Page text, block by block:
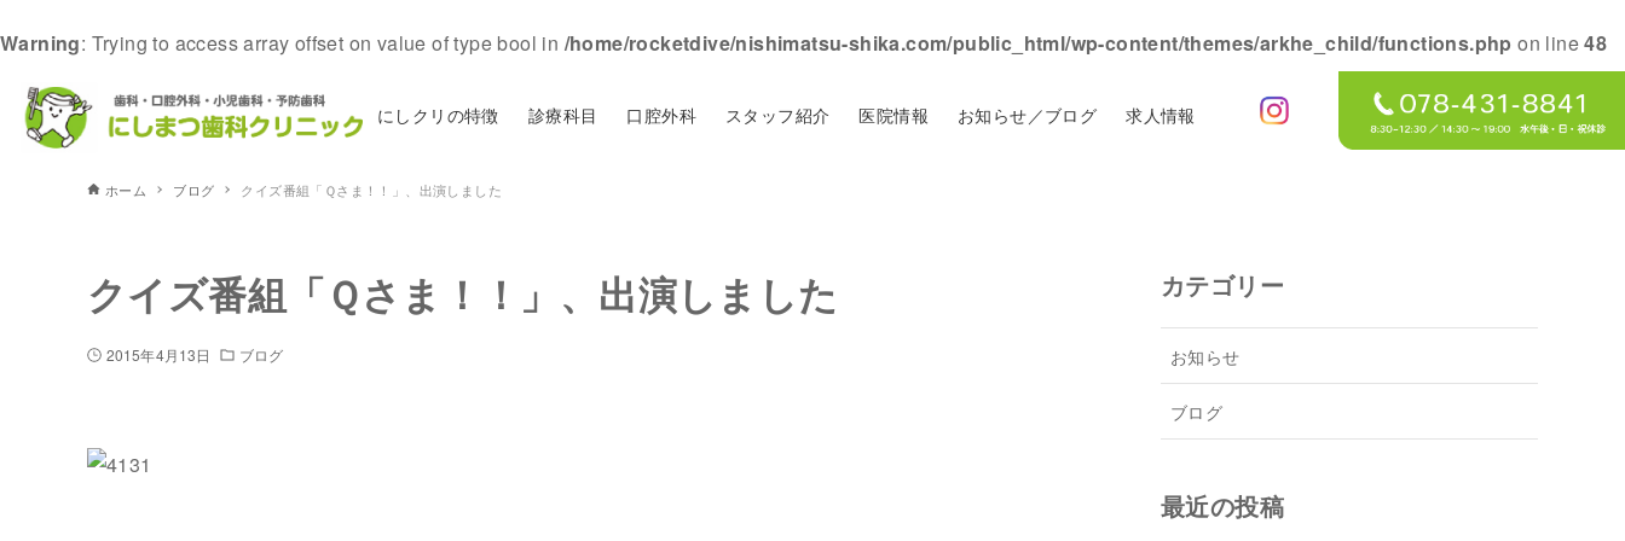
Warning: Trying to access array offset on value of type bool in /home/rocketdive/nishimatsu-shika.com/public_html/wp-content/themes/arkhe_child/functions.php on line48
にしクリの特徴 診療科目 口腔外科 スタッフ紹介 医院情報 お知らせ／ブログ 求人情報
ホーム ブログ クイズ番組「Ｑさま！！」、出演しました
クイズ番組「Ｑさま！！」、出演しました
2015年4月13日 ブログ
カテゴリー
お知らせ
ブログ
最近の投稿